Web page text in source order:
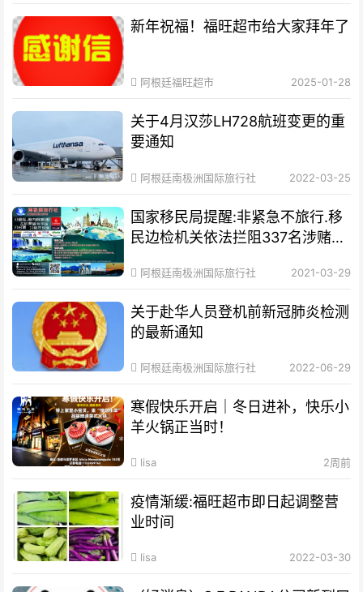
新年祝福！福旺超市给大家拜年了
阿根廷福旺超市 2025-01-28
关于4月汉莎LH728航班变更的重
要通知
阿根廷南极洲国际旅行社 2022-03-25
国家移民局提醒:非紧急不旅行.移
民边检机关依法拦阻337名涉赌涉
阿根廷南极洲国际旅行社 2021-03-29
关于赴华人员登机前新冠肺炎检测
的最新通知
阿根廷南极洲国际旅行社 2022-06-29
寒假快乐开启｜冬日进补，快乐小
羊火锅正当时！
lisa 2周前
疫情渐缓:福旺超市即日起调整营
业时间
lisa 2022-03-30